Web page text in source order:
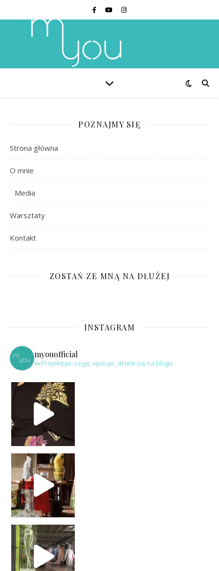
POZNAJMY SIĘ
Strona główna
O mnie
Media
Warsztaty
Kontakt
ZOSTAŃ ZE MNĄ NA DŁUŻEJ
INSTAGRAM
myouofficial
✂️Projektuje, szyję, opisuje, dziele się na blogu.